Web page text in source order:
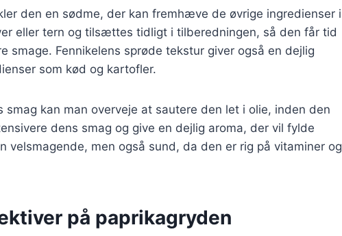
den en sødme, der kan fremhæve de øvrige ingredienser i
eller tern og tilsættes tidligt i tilberedningen, så den får tid
smage. Fennikelens sprøde tekstur giver også en dejlig
som kød og kartofler.
smag kan man overveje at sautere den let i olie, inden den
dens smag og give en dejlig aroma, der vil fylde
velsmagende, men også sund, da den er rig på vitaminer og
på paprikagryden